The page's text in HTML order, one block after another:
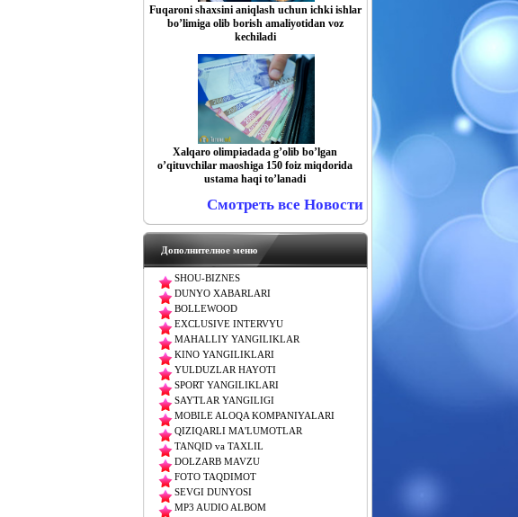
Fuqaroni shaxsini aniqlash uchun ichki ishlar
boʼlimiga olib borish amaliyotidan voz
kechiladi
Xalqaro olimpiadada gʼolib boʼlgan
oʼqituvchilar maoshiga 150 foiz miqdorida
ustama haqi toʼlanadi
Смотреть все Новости
Дополнителное меню
SHOU-BIZNES
DUNYO XABARLARI
BOLLEWOOD
EXCLUSIVE INTERVYU
MAHALLIY YANGILIKLAR
KINO YANGILIKLARI
YULDUZLAR HAYOTI
SPORT YANGILIKLARI
SAYTLAR YANGILIGI
MOBILE ALOQA KOMPANIYALARI
QIZIQARLI MA'LUMOTLAR
TANQID va TAXLIL
DOLZARB MAVZU
FOTO TAQDIMOT
SEVGI DUNYOSI
MP3 AUDIO ALBOM